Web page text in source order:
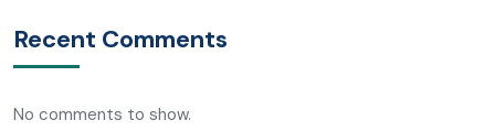
Recent Comments
No comments to show.